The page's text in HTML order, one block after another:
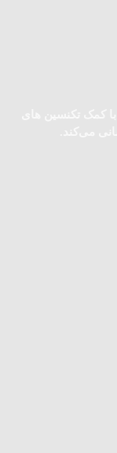
کمک تکنسین‌ های